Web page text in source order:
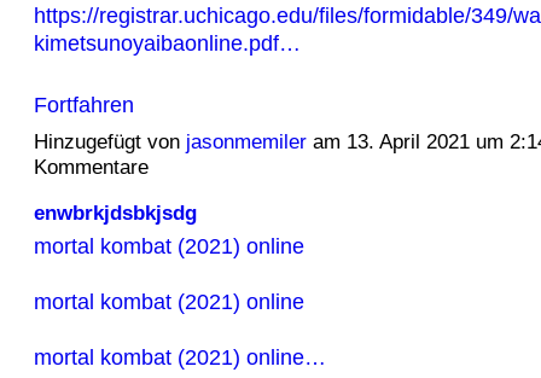
https://registrar.uchicago.edu/files/formidable/349/
kimetsunoyaibaonline.pdf…
Fortfahren
Hinzugefügt von jasonmemileram 13. April 2021 um
Kommentare
enwbrkjdsbkjsdg
mortal kombat (2021) online
mortal kombat (2021) online
mortal kombat (2021) online…